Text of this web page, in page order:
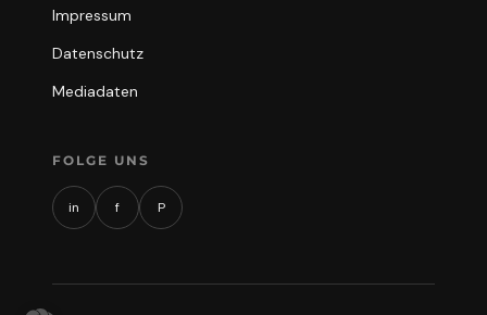
Impressum
Datenschutz
Mediadaten
FOLGE UNS
in f P